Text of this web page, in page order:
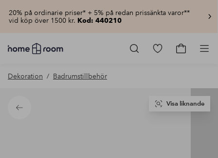
20% på ordinarie priser* + 5% på redan prissänkta varor**
vid köp över 1500 kr. Kod: 440210
Homeroom
–
hemmet
pris
Gå
Gå
Dekoration Badrumstillbehör
Tillbaka
Visa liknande